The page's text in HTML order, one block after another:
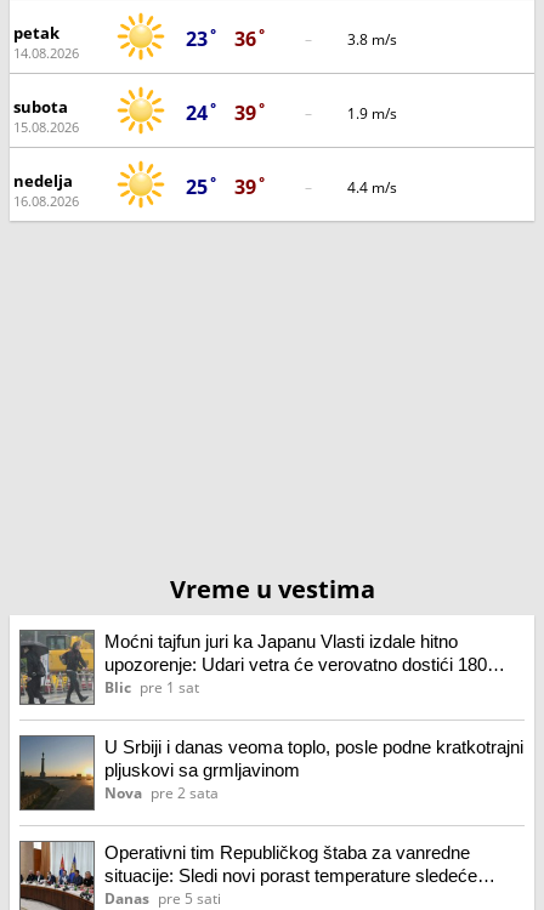
petak
14.08.2026
23˚ 36˚ – 3.8 m/s
subota
15.08.2026
24˚ 39˚ – 1.9 m/s
nedelja
16.08.2026
25˚ 39˚ – 4.4 m/s
Vreme u vestima
Moćni tajfun juri ka Japanu Vlasti izdale hitno
upozorenje: Udari vetra će verovatno dostići 180
kilometara na sat
Blic pre 1 sat
U Srbiji i danas veoma toplo, posle podne kratkotrajni
pljuskovi sa grmljavinom
Nova pre 2 sata
Operativni tim Republičkog štaba za vanredne
situacije: Sledi novi porast temperature sledeće
nedelje
Danas pre 5 sati